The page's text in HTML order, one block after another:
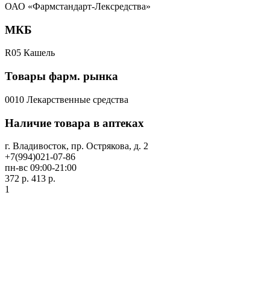
ОАО «Фармстандарт-Лексредства»
МКБ
R05 Кашель
Товары фарм. рынка
0010 Лекарственные средства
Наличие товара в аптеках
г. Владивосток, пр. Острякова, д. 2
+7(994)021-07-86
пн-вс 09:00-21:00
372 р. 413 р.
1